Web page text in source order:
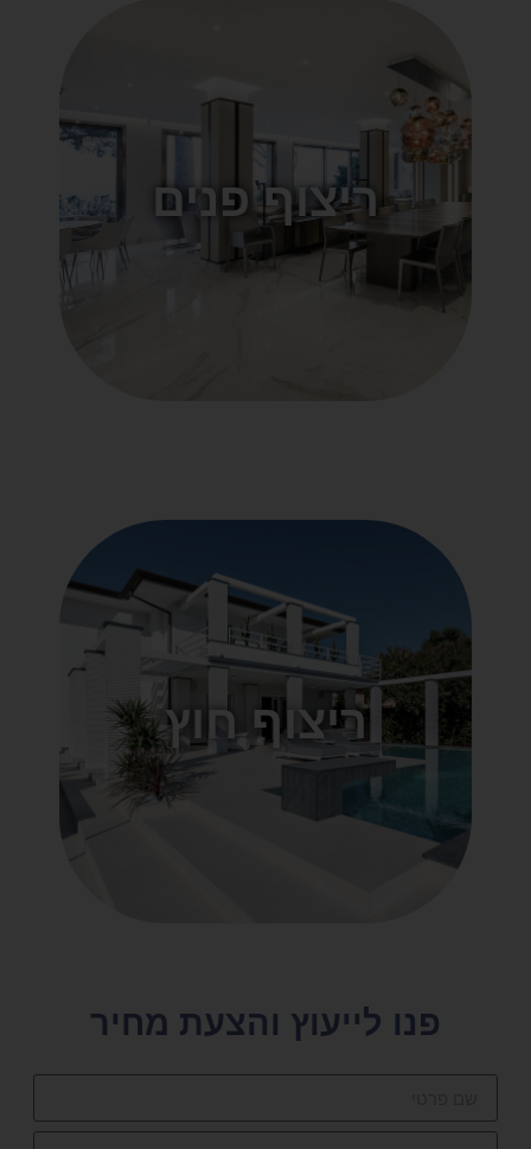
ריצוף פנים
ריצוף חוץ
פנו לייעוץ והצעת מחיר